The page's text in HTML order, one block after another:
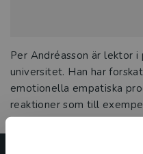
Per Andréasson är lektor i
universitet. Han har
emotionella empatiska
reaktioner som till